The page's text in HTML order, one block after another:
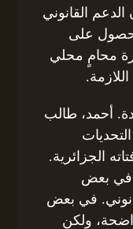
القانوني
على
محامٍ محلي
أحمد، طالب
الجزائرية.
في بعض
في بعض
ولكن